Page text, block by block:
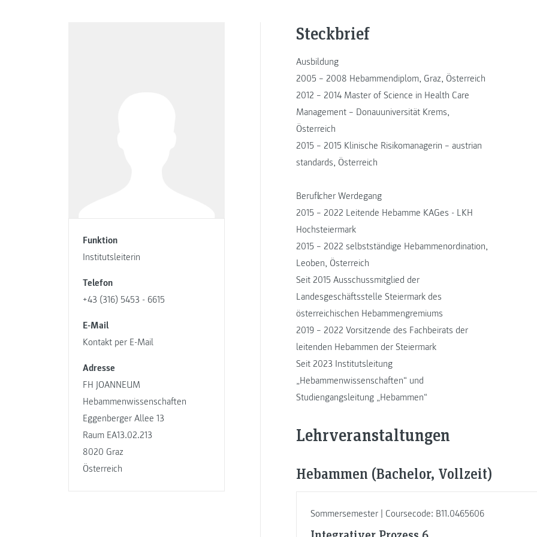
Funktion
Institutsleiterin
Telefon
+43 (316) 5453 - 6615
E-Mail
Kontakt per E-Mail
Adresse
FH JOANNEUM
Hebammenwissenschaften
Eggenberger Allee 13
Raum EA13.02.213
8020 Graz
Österreich
Steckbrief
Ausbildung
2005 – 2008 Hebammendiplom, Graz, Österreich
2012 – 2014 Master of Science in Health Care
Management – Donauuniversität Krems,
Österreich
2015 – 2015 Klinische Risikomanagerin – austrian
standards, Österreich
Beruflicher Werdegang
2015 – 2022 Leitende Hebamme KAGes - LKH
Hochsteiermark
2015 – 2022 selbstständige Hebammenordination,
Leoben, Österreich
Seit 2015 Ausschussmitglied der
Landesgeschäftsstelle Steiermark des
österreichischen Hebammengremiums
2019 – 2022 Vorsitzende des Fachbeirats der
leitenden Hebammen der Steiermark
Seit 2023 Institutsleitung
„Hebammenwissenschaften“ und
Studiengangsleitung „Hebammen“
Lehrveranstaltungen
Hebammen (Bachelor, Vollzeit)
Sommersemester | Coursecode: B11.0465606